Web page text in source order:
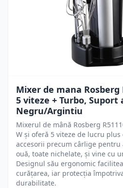
Mixer de mana Rosberg
5 viteze + Turbo, Suport
Negru/Argintiu
Mixerul de mână Rosberg
W și oferă 5 viteze de lucru
accesorii precum cârlige
ouă, toate nichelate, și vine cu
Designul său ergonomic
curățarea, iar protecția
durabilitate.